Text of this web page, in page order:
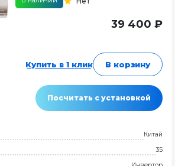
39 400 ₽
Купить в 1 клик В корзину
Посчитать с установкой
Китай
35